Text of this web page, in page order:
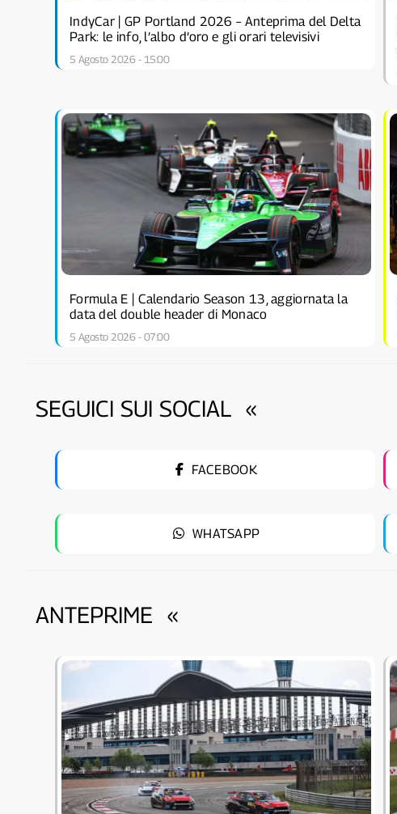
IndyCar | GP Portland 2026 – Anteprima del Delta
Park: le info, l’albo d’oro e gli orari televisivi
5 Agosto 2026 - 15:00
Formula E | Calendario Season 13, aggiornata la
data del double header di Monaco
5 Agosto 2026 - 07:00
SEGUICI SUI SOCIAL «
FACEBOOK
WHATSAPP
ANTEPRIME «